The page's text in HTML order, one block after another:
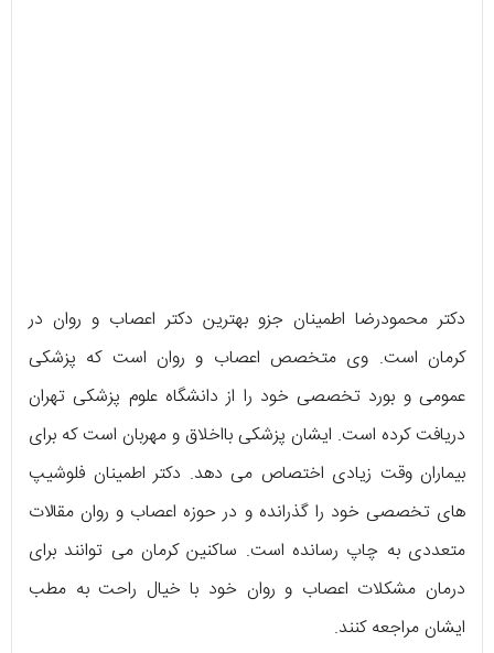
دکتر محمودرضا اطمینان جزو بهترین دکتر اعصاب و روان در
کرمان است. وی متخصص اعصاب و روان است که پزشکی
عمومی و بورد تخصصی خود را از دانشگاه علوم پزشکی تهران
دریافت کرده است. ایشان پزشکی بااخلاق و مهربان است که برای
بیماران وقت زیادی اختصاص می دهد. دکتر اطمینان فلوشیپ
های تخصصی خود را گذرانده و در حوزه اعصاب و روان مقالات
متعددی به چاپ رسانده است. ساکنین کرمان می توانند برای
درمان مشکلات اعصاب و روان خود با خیال راحت به مطب
ایشان مراجعه کنند.